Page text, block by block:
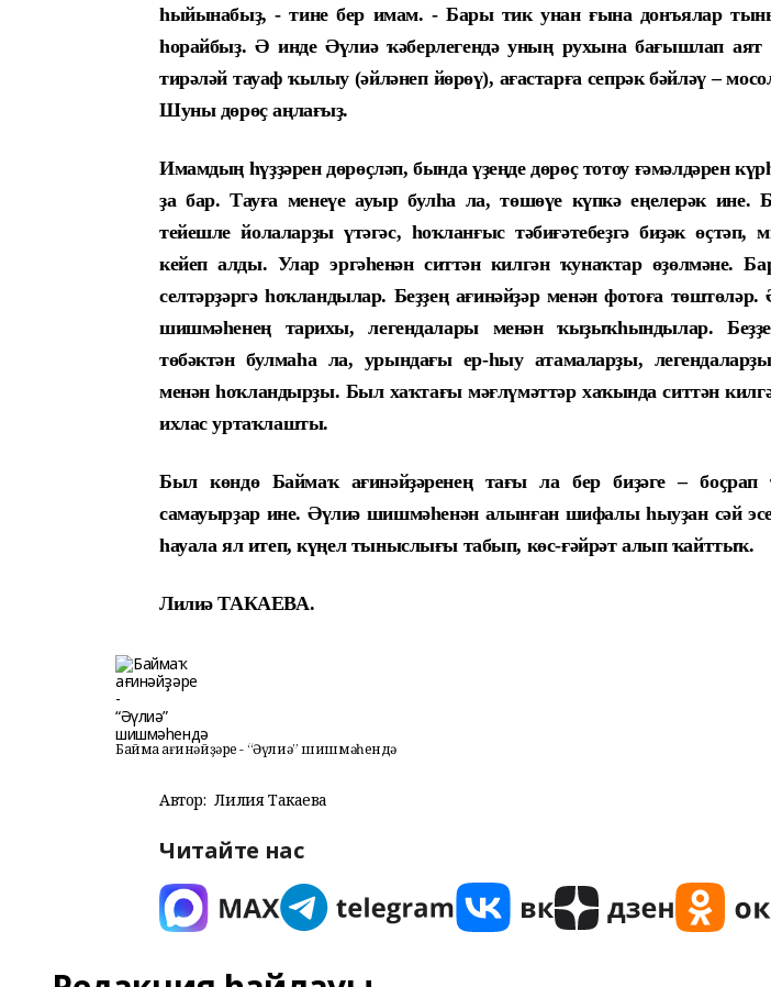
һыйынабыҙ, - тине бер имам. - Бары тик унан ғына донъялар
һорайбыҙ. Ә инде Әүлиә ҡәберлегендә уның рухына бағышлап
тирәләй тауаф ҡылыу (әйләнеп йөрөү), ағастарға сепрәк бәйләү –
Шуны дөрөҫ аңлағыҙ.
Имамдың һүҙҙәрен дөрөҫләп, бында үҙеңде дөрөҫ тотоу ғәмәлдәрен
ҙа бар. Тауға менеүе ауыр булһа ла, төшөүе күпкә еңелерәк ине.
тейешле йолаларҙы үтәгәс, һоҡланғыс тәбиғәтебеҙгә биҙәк өҫтәп,
кейеп алды. Улар эргәһенән ситтән килгән ҡунаҡтар өҙөлмәне.
селтәрҙәргә һоҡландылар. Беҙҙең ағинәйҙәр менән фотоға
шишмәһенең тарихы, легендалары менән ҡыҙыҡһындылар.
төбәктән булмаһа ла, урындағы ер-һыу атамаларҙы,
менән һоҡландырҙы. Был хаҡтағы мәғлүмәттәр хаҡында ситтән
ихлас уртаҡлашты.
Был көндө Баймаҡ ағинәйҙәренең тағы ла бер биҙәге – боҫрап
самауырҙар ине. Әүлиә шишмәһенән алынған шифалы һыуҙан сәй
һауала ял итеп, күңел тыныслығы табып, көс-ғәйрәт алып ҡайттыҡ.
Лилиә ТАКАЕВА.
Баймаҡ ағинәйҙәре - “Әүлиә” шишмәһендә
Автор: Лилия Такаева
Читайте нас